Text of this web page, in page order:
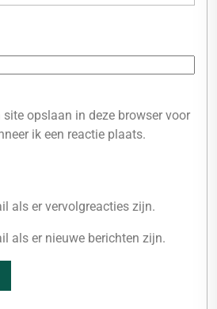
opslaan in deze browser voor
ik een reactie plaats.
als er vervolgreacties zijn.
als er nieuwe berichten zijn.